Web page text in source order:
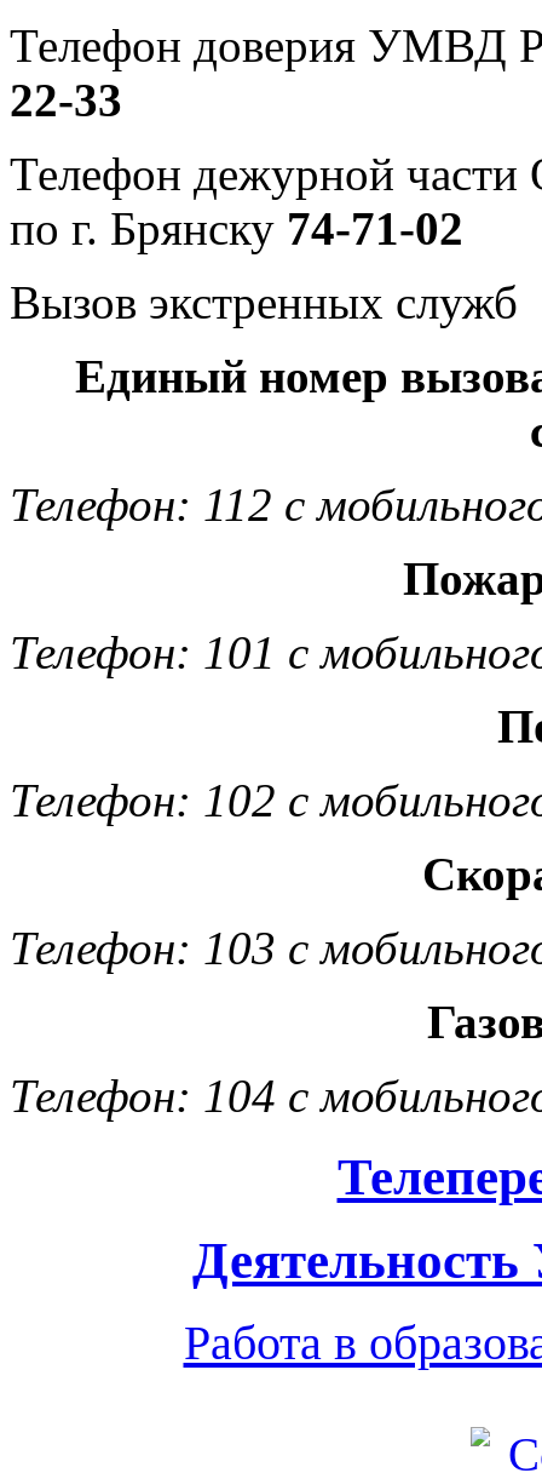
Телефон доверия УМВД
22-33
Телефон дежурной
по г. Брянску 74-71-02
Вызов экстренных служб
Единый номер
Телефон: 112 с
Телефон: 101 с
Телефон: 102 с
Телефон: 103 с
Телефон: 104 с
Работа в